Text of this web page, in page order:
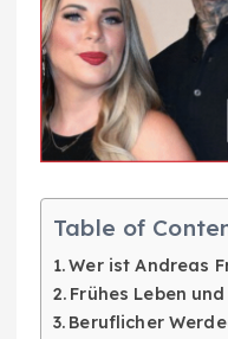
Table of
Wer ist Andreas
Frühes Leben
Beruflicher